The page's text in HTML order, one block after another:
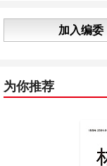
加入编委
为你推荐